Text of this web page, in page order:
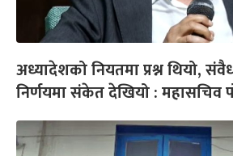
अध्यादेशको नियतमा प्रश्न थियो,
निर्णयमा संकेत देखियो : महासचिव